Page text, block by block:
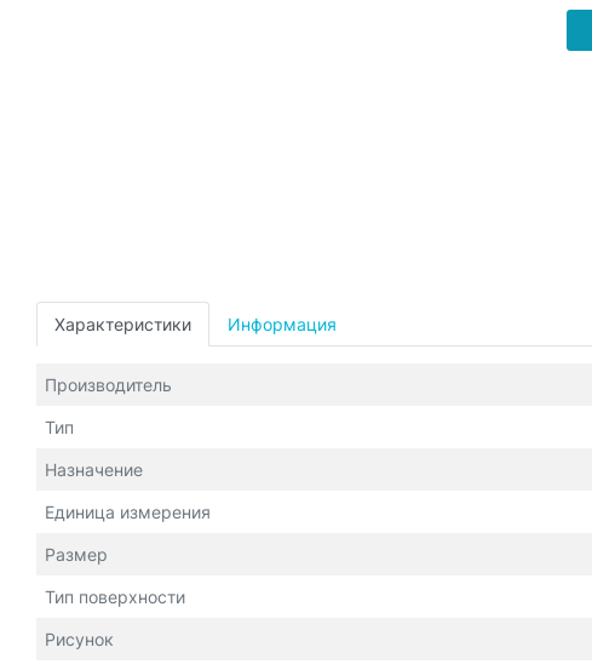
Характеристики Информация
Производитель
Тип
Назначение
Единица измерения
Размер
Тип поверхности
Рисунок